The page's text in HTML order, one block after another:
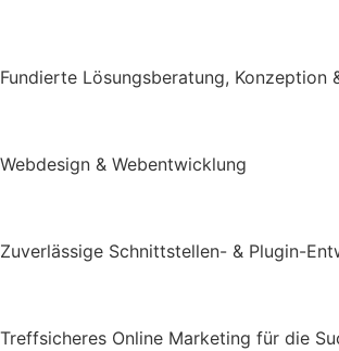
Fundierte Lösungsberatung, Konzeption
Webdesign & Webentwicklung
Zuverlässige Schnittstellen- & Plugin-
Treffsicheres Online Marketing für die